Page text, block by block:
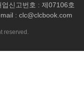
신고번호 : 제07106호
: clc@clcbook.com
reserved.